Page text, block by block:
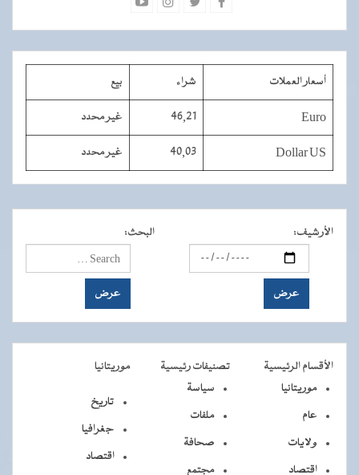
أسعار العملات شراء بيع
Euro
46,21 غير محدد
Dollar US
40,03 غير محدد
الأرشيف: البحث:
الأقسام الرئيسية تصنيفات رئيسية
موريتانيا
موريتانيا
عام
ولايات
اقتصاد
سياسة
ملفات
صحافة
مجتمع
تاريخ
جغرافيا
اقتصاد